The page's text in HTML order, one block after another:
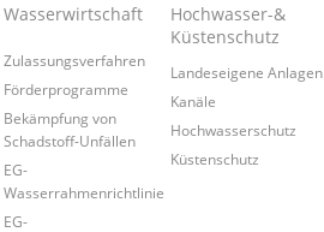
Wasserwirtschaft
Zulassungsverfahren
Förderprogramme
Bekämpfung von
Schadstoff-Unfällen
EG-
Wasserrahmenrichtlinie
EG-
Hochwasser-&
Küstenschutz
Landeseigene Anlagen
Kanäle
Hochwasserschutz
Küstenschutz